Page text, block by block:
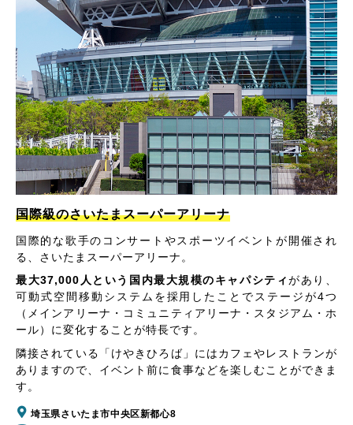
国際級のさいたまスーパーアリーナ
国際的な歌手のコンサートやスポーツイベントが開催され
る、さいたまスーパーアリーナ。
最大37,000人という国内最大規模のキャパシティがあり、
可動式空間移動システムを採用したことでステージが4つ
（メインアリーナ・コミュニティアリーナ・スタジアム・ホ
ール）に変化することが特長です。
隣接されている「けやきひろば」にはカフェやレストランが
ありますので、イベント前に食事などを楽しむことができま
す。
埼玉県さいたま市中央区新都心8